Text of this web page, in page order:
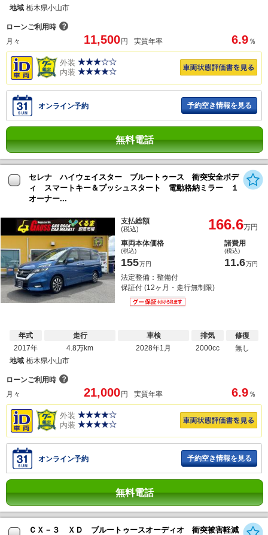
地域 栃木県小山市
ローンご利用時 ？
月々
11,500 円 実質年率 6.9 ％
外装
内装
オンライン予約 予約空き情報を見る
無料電話
セレナ ハイウェイスター ブルートゥース 衝突安全ボデ
ィ スマートキー＆プッシュスタート 電動格納ミラー １
オーナー...
支払総額
(税込) 166.6万円
車両本体価格
(税込)
155万円
諸費用
(税込)
11.6万円
法定整備：整備付
保証付 (12ヶ月・走行無制限)
年式
2017年
走行
4.8万km
車検
2028年1月
排気
2000cc
修復
無し
地域 栃木県小山市
ローンご利用時 ？
月々
21,000円 実質年率 6.9 ％
外装
内装
オンライン予約 予約空き情報を見る
無料電話
ＣＸ－３ ＸＤ ブルートゥースオーディオ 衝突被害軽減